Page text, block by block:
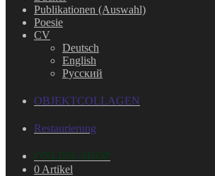
Publikationen (Auswahl)
Poesie
CV
Deutsch
English
Русский
OBJEKTCOLLAGEN
Restaurierung
ONLINE-SHOP
0 Artikel